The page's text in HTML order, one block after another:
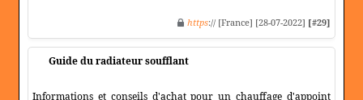
https:// [France] [28-07-2022] [#29]
Guide du radiateur soufflant
Informations et conseils d'achat pour un chauffage d'appoint